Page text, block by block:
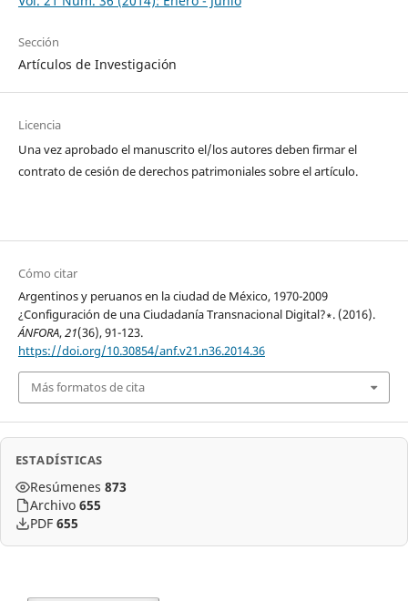
Sección
Artículos de Investigación
Licencia
Una vez aprobado el manuscrito el/los autores deben firmar el
contrato de cesión de derechos patrimoniales sobre el artículo.
Cómo citar
Argentinos y peruanos en la ciudad de México, 1970-2009
¿Configuración de una Ciudadanía Transnacional Digital?∗. (2016).
ÁNFORA,21(36), 91-123.
https://doi.org/10.30854/anf.v21.n36.2014.36
Más formatos de cita
ESTADÍSTICAS
Resúmenes 873
Archivo 655
PDF 655